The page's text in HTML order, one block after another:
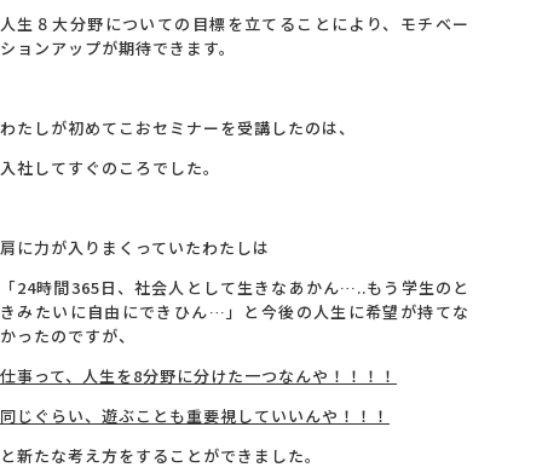
人生８大分野についての目標を立てることにより、モチベー
ションアップが期待できます。
わたしが初めてこおセミナーを受講したのは、
入社してすぐのころでした。
肩に力が入りまくっていたわたしは
「24時間365日、社会人として生きなあかん…..もう学生のと
きみたいに自由にできひん…」と今後の人生に希望が持てな
かったのですが、
仕事って、人生を8分野に分けた一つなんや！！！！
同じぐらい、遊ぶことも重要視していいんや！！！
と新たな考え方をすることができました。